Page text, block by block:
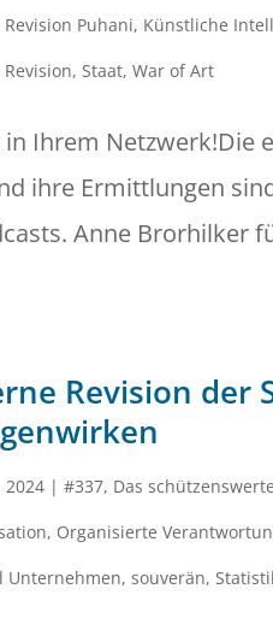
Puhani, Künstliche
Revision,Staat,War of Art
in Ihrem Netzwerk!Die
ihre Ermittlungen
Anne Brorhilker
Revision der
2024 |#337, Das
, Organisierte
Unternehmen,souverän,